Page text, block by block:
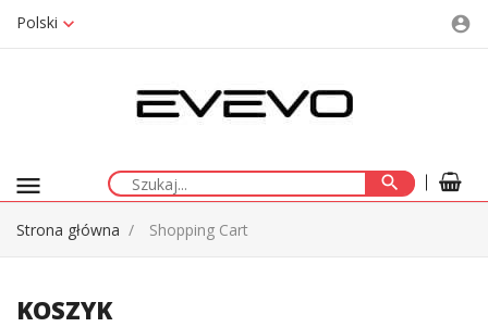
Polski account_circle
menu search
Strona główna Shopping Cart
KOSZYK